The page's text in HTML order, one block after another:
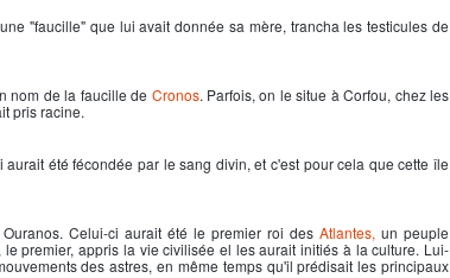
"faucille" que lui avait donnée sa mère, trancha les testicules de
nom de la faucille de Cronos. Parfois, on le situe à Corfou, chez les
pris racine.
été fécondée par le sang divin, et c'est pour cela que cette île
Celui-ci aurait été le premier roi des Atlantes, un peuple
premier, appris la vie civilisée el les aurait initiés à la culture. Lui-
des astres, en même temps qu'il prédisait les principaux